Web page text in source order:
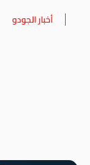
أخبار الجودو